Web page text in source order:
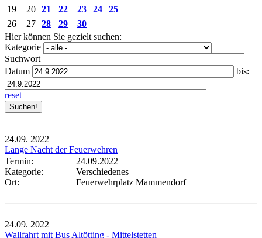
19
20 21 22 23 24
25
26
27 28 29
30
Hier können Sie gezielt suchen:
Kategorie
Suchwort
Datum
bis:
reset
24.09. 2022
Lange Nacht der Feuerwehren
Termin:
24.09.2022
Kategorie:
Verschiedenes
Ort:
Feuerwehrplatz Mammendorf
24.09. 2022
Wallfahrt mit Bus Altötting - Mittelstetten